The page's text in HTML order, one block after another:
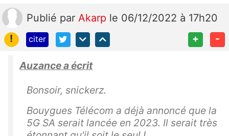
Publié par Akarp le 06/12/2022 à 17h20
!
citer + -
Auzance a écrit
Bonsoir, snickerz.
Bouygues Télécom a déjà annoncé que la
5G SA serait lancée en 2023. Il serait très